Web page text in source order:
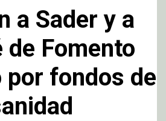
a Sader y a
de Fomento
por fondos de